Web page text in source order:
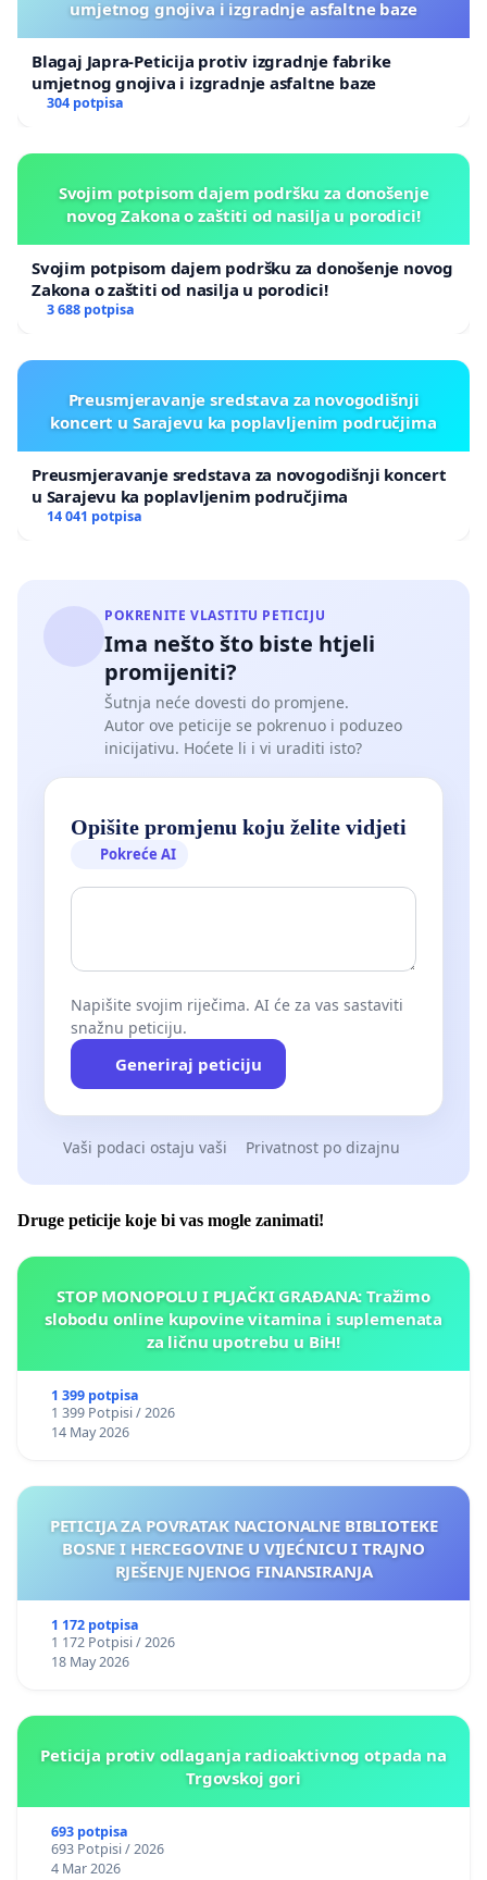
umjetnog gnojiva i izgradnje asfaltne baze
Blagaj Japra-Peticija protiv izgradnje fabrike
umjetnog gnojiva i izgradnje asfaltne baze
304 potpisa
Svojim potpisom dajem podršku za donošenje
novog Zakona o zaštiti od nasilja u porodici!
Svojim potpisom dajem podršku za donošenje novog
Zakona o zaštiti od nasilja u porodici!
3 688 potpisa
Preusmjeravanje sredstava za novogodišnji
koncert u Sarajevu ka poplavljenim područjima
Preusmjeravanje sredstava za novogodišnji koncert
u Sarajevu ka poplavljenim područjima
14 041 potpisa
POKRENITE VLASTITU PETICIJU
Ima nešto što biste htjeli
promijeniti?
Šutnja neće dovesti do promjene.
Autor ove peticije se pokrenuo i poduzeo
inicijativu. Hoćete li i vi uraditi isto?
Opišite promjenu koju želite vidjeti
Pokreće AI
Napišite svojim riječima. AI će za vas sastaviti
snažnu peticiju.
Generiraj peticiju
Vaši podaci ostaju vaši Privatnost po dizajnu
Druge peticije koje bi vas mogle zanimati!
STOP MONOPOLU I PLJAČKI GRAĐANA: Tražimo
slobodu online kupovine vitamina i suplemenata
za ličnu upotrebu u BiH!
1 399 potpisa
1 399 Potpisi / 2026
14 May 2026
PETICIJA ZA POVRATAK NACIONALNE BIBLIOTEKE
BOSNE I HERCEGOVINE U VIJEĆNICU I TRAJNO
RJEŠENJE NJENOG FINANSIRANJA
1 172 potpisa
1 172 Potpisi / 2026
18 May 2026
Peticija protiv odlaganja radioaktivnog otpada na
Trgovskoj gori
693 potpisa
693 Potpisi / 2026
4 Mar 2026